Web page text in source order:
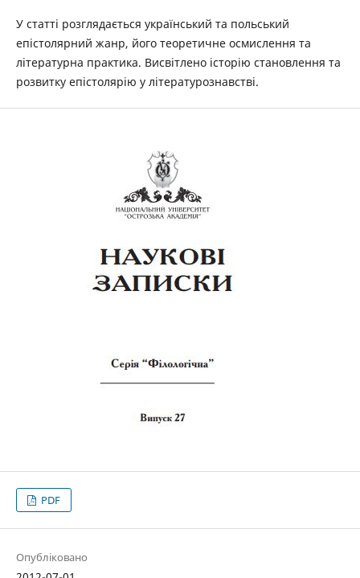
У статті розглядається український та польський
епістолярний жанр, його теоретичне осмислення та
літературна практика. Висвітлено історію становлення та
розвитку епістолярію у літературознавстві.
PDF
Опубліковано